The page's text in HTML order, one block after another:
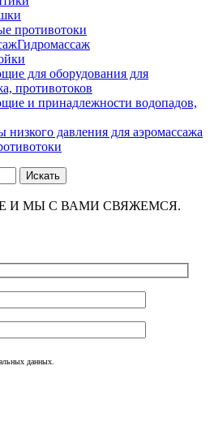
противотоки
Гидромассаж
для оборудования для
противотоков
и принадлежности водопадов,
низкого давления для аэромассажа
Искать
И МЫ С ВАМИ СВЯЖЕМСЯ.
данных.